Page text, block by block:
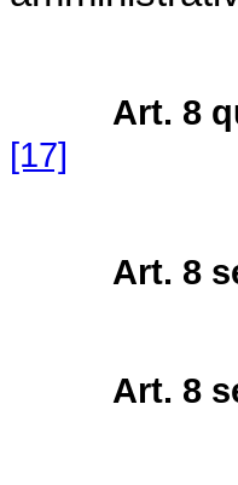
Art. 8
[17]
Art. 8
Art. 8